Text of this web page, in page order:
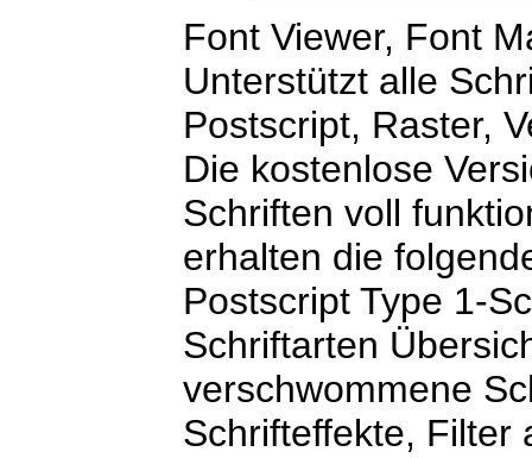
Font Viewer, Font
Unterstützt alle
Postscript, Raster,
Die kostenlose
Schriften voll
erhalten die
Postscript Type 1-
Schriftarten
verschwommene
Schrifteffekte, Filter